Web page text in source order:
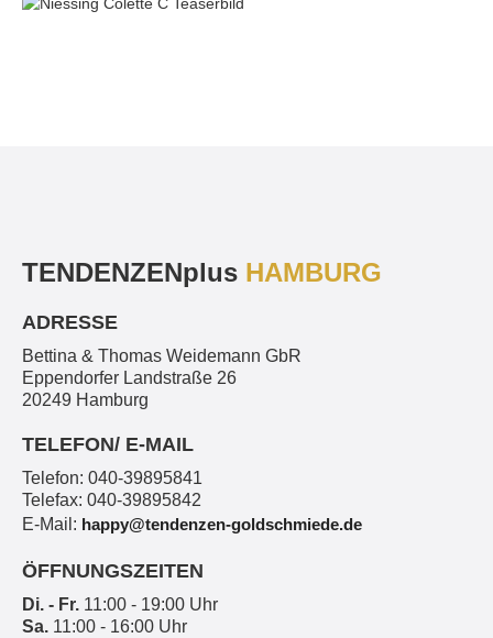
TENDENZENplus HAMBURG
ADRESSE
Bettina & Thomas Weidemann GbR
Eppendorfer Landstraße 26
20249 Hamburg
TELEFON/ E-MAIL
Telefon: 040-39895841
Telefax: 040-39895842
E-Mail: happy@tendenzen-goldschmiede.de
ÖFFNUNGSZEITEN
Di. - Fr. 11:00 - 19:00 Uhr
Sa. 11:00 - 16:00 Uhr